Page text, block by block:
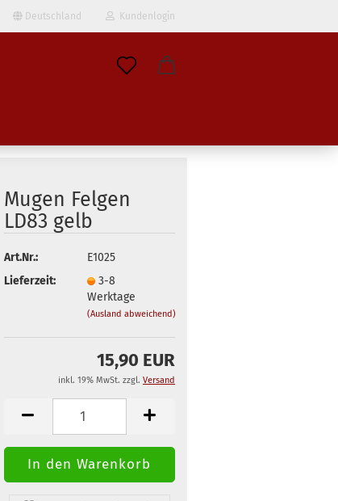
Deutschland Kundenlogin
Mugen Felgen
LD83 gelb
Art.Nr.:
E1025
Lieferzeit:
3-8
Werktage
(Ausland abweichend)
15,90 EUR
inkl. 19% MwSt. zzgl. Versand